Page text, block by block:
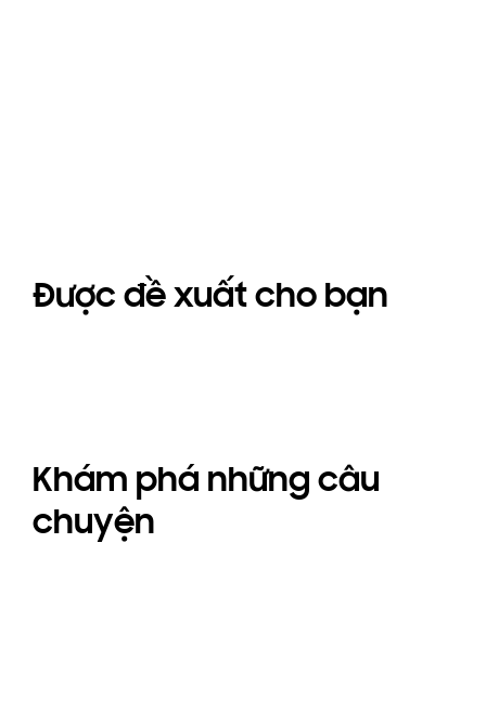
Được đề xuất cho bạn
Khám phá những câu
chuyện